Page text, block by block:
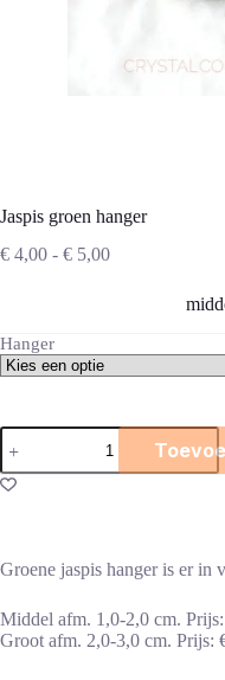
Jaspis groen hanger
€ 4,00 - € 5,00Prijsklasse:
Hanger
Jaspis
groen
hanger
aantal
Groene jaspis hanger is er in
Middel afm. 1,0-2,0 cm.
Groot afm. 2,0-3,0 cm. Prijs: